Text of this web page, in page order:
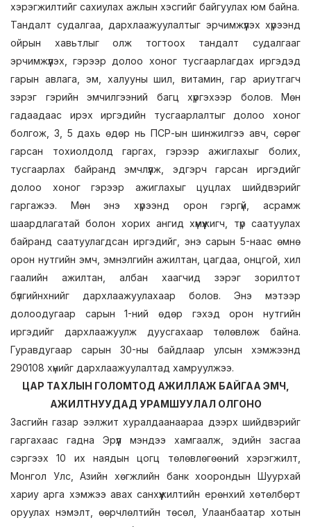
хэрэгжилтийг сахиулах ажлын хэсгийг байгуулах юм байна.
Тандалт судалгаа, дархлаажуулалтыг эрчимжүүлэх хүрээнд
ойрын хавьтлыг олж тогтоох тандалт судалгааг
эрчимжүүлэх, гэрээр долоо хоног тусгаарлагдах иргэдэд
гарын авлага, эм, халууны шил, витамин, гар ариутгагч
зэрэг гэрийн эмчилгээний багц хүргэхээр болов. Мөн
гадаадаас ирэх иргэдийн тусгаарлалтыг долоо хоног
болгож, 3, 5 дахь өдөр нь ПСР-ын шинжилгээ авч, сөрөг
гарсан тохиолдолд гаргах, гэрээр ажиглахыг болих,
тусгаарлах байранд эмчлүүлж, эдгэрч гарсан иргэдийг
долоо хоног гэрээр ажиглахыг цуцлах шийдвэрийг
гаргажээ. Мөн энэ хүрээнд орон гэргүй, асрамж
шаардлагатай болон хорих ангид хүмүүжигч, түр саатуулах
байранд саатуулагдсан иргэдийг, энэ сарын 5-наас өмнө
орон нутгийн эмч, эмнэлгийн ажилтан, цагдаа, онцгой, хил
гаалийн ажилтан, албан хаагчид зэрэг зорилтот
бүлгийнхнийг дархлаажуулахаар болов. Энэ мэтээр
долоодугаар сарын 1-ний өдөр гэхэд орон нутгийн
иргэдийг дархлаажуулж дуусгахаар төлөвлөж байна.
Гуравдугаар сарын 30-ны байдлаар улсын хэмжээнд
290108 хүнийг дархлаажуулалтад хамруулжээ.
ЦАР ТАХЛЫН ГОЛОМТОД АЖИЛЛАЖ БАЙГАА ЭМЧ,
АЖИЛТНУУДАД УРАМШУУЛАЛ ОЛГОНО
Засгийн газар ээлжит хуралдаанаараа дээрх шийдвэрийг
гаргахаас гадна Эрүүл мэндээ хамгаалж, эдийн засгаа
сэргээх 10 их наядын цогц төлөвлөгөөний хэрэгжилт,
Монгол Улс, Азийн хөгжлийн банк хоорондын Шуурхай
хариу арга хэмжээ авах санхүүжилтийн ерөнхий хөтөлбөрт
оруулах нэмэлт, өөрчлөлтийн төсөл, Улаанбаатар хотын